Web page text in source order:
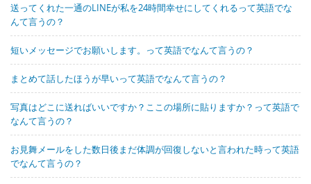
送ってくれた一通のLINEが私を24時間幸せにしてくれるって英語でな
んて言うの？
短いメッセージでお願いします。って英語でなんて言うの？
まとめて話したほうが早いって英語でなんて言うの？
写真はどこに送ればいいですか？ここの場所に貼りますか？って英語で
なんて言うの？
お見舞メールをした数日後まだ体調が回復しないと言われた時って英語
でなんて言うの？